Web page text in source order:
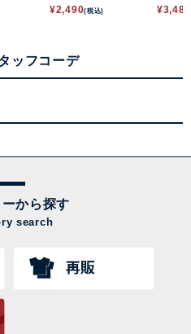
カーブパンツ
¥2,490(税込)
ートデ
¥3,485
ッフコーデ
から探す
search